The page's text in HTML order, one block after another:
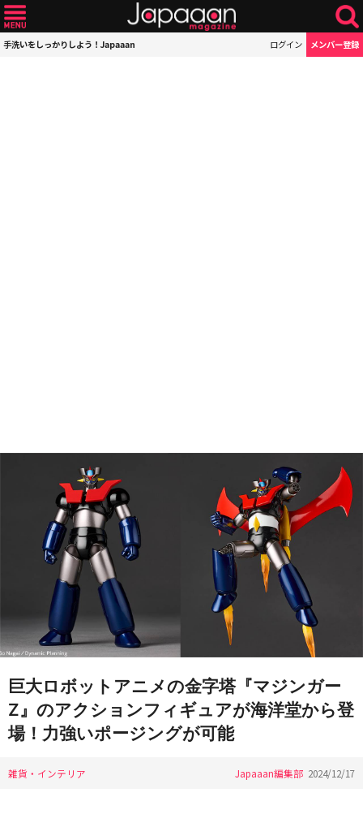
手洗いをしっかりしよう！Japaaan ログイン メンバー登録
巨大ロボットアニメの金字塔『マジンガー
Z』のアクションフィギュアが海洋堂から登
場！力強いポージングが可能
雑貨・インテリア Japaaan編集部 2024/12/17